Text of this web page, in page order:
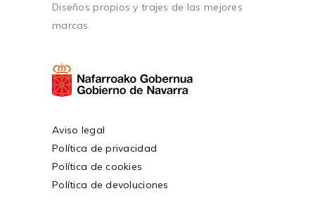
Diseños propios y trajes de las mejores
marcas.
Aviso legal
Política de privacidad
Política de cookies
Política de devoluciones